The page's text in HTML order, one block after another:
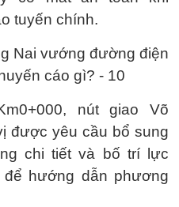
tuyến chính.
nút giao Võ
được yêu cầu bổ sung
chi tiết và bố trí lực
để hướng dẫn phương